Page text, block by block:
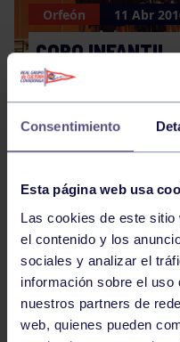
Consentimiento
Esta página web usa
Las cookies de este
el contenido y los
sociales y analizar el
información sobre el uso
nuestros partners de
web, quienes pueden
Orfeón 11 Abr
CORO INFANTIL
Natación 10 Abr
NATACIÓN